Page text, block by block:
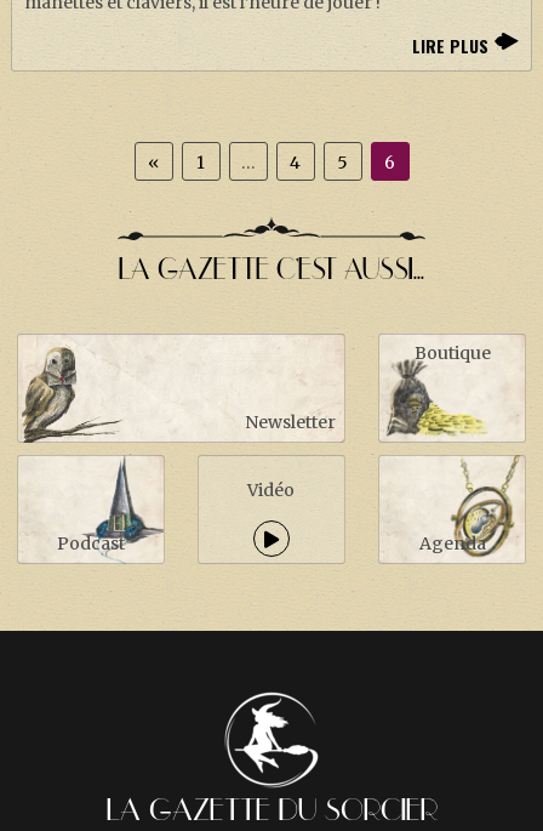
LIRE PLUS
« 1 … 4 5 6
LA GAZETTE C'EST AUSSI...
Newsletter
Boutique
Podcast
Vidéo
Agenda
LA GAZETTE DU SORCIER